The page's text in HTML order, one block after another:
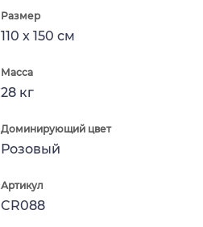
Размер
110 x 150 см
Масса
28 кг
Доминирующий цвет
Розовый
Артикул
CR088